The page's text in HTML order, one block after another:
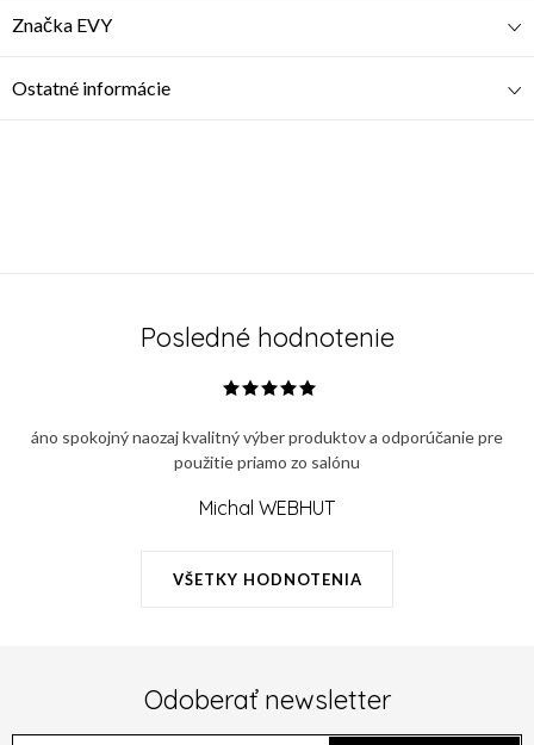
Značka EVY
Ostatné informácie
Posledné hodnotenie
VŠETKY HODNOTENIA
áno spokojný naozaj kvalitný výber produktov a odporúčanie pre
použitie priamo zo salónu
Michal WEBHUT
Odoberať newsletter